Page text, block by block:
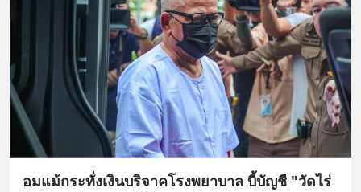
อมแม้กระทั่งเงินบริจาคโรงพยาบาล บี้บัญชี "วัดไร่